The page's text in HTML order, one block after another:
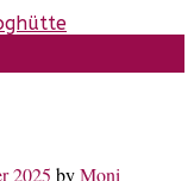
2025 byMoni